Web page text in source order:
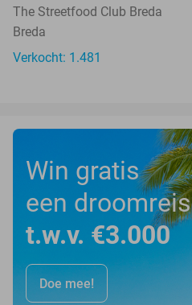
The Streetfood Club Breda
Breda
Verkocht: 1.481
Win gratis
een droomreis
t.w.v. €3.000
Doe mee!